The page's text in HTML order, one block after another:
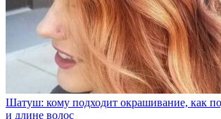
Шатуш: кому подходит окрашивание, как
и длине волос